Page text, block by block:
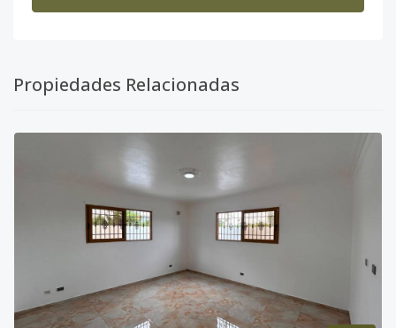
Propiedades Relacionadas